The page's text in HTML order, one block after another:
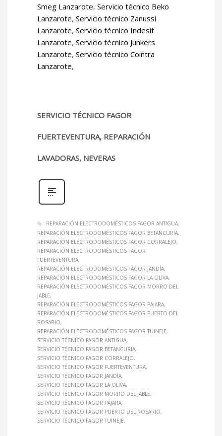
Smeg Lanzarote, Servicio técnico Beko
Lanzarote, Servicio técnico Zanussi
Lanzarote, Servicio técnico Indesit
Lanzarote, Servicio técnico Junkers
Lanzarote, Servicio técnico Cointra
Lanzarote,
SERVICIO TÉCNICO FAGOR
FUERTEVENTURA, REPARACIÓN
LAVADORAS, NEVERAS
REPARACIÓN ELECTRODOMÉSTICOS FAGOR ANTIGUA
REPARACIÓN ELECTRODOMÉSTICOS FAGOR BETANCURIA
REPARACIÓN ELECTRODOMÉSTICOS FAGOR CORRALEJO
REPARACIÓN ELECTRODOMÉSTICOS FAGOR
FUERTEVENTURA
REPARACIÓN ELECTRODOMÉSTICOS FAGOR JANDÍA
REPARACIÓN ELECTRODOMÉSTICOS FAGOR LA OLIVA
REPARACIÓN ELECTRODOMÉSTICOS FAGOR MORRO DEL
JABLE
REPARACIÓN ELECTRODOMÉSTICOS FAGOR PÁJARA
REPARACIÓN ELECTRODOMÉSTICOS FAGOR PUERTO DEL
ROSARIO
REPARACIÓN ELECTRODOMÉSTICOS FAGOR TUINEJE
SERVICIO TÉCNICO FAGOR ANTIGUA
SERVICIO TÉCNICO FAGOR BETANCURIA
SERVICIO TÉCNICO FAGOR CORRALEJO
SERVICIO TÉCNICO FAGOR FUERTEVENTURA
SERVICIO TÉCNICO FAGOR JANDÍA
SERVICIO TÉCNICO FAGOR LA OLIVA
SERVICIO TÉCNICO FAGOR MORRO DEL JABLE
SERVICIO TÉCNICO FAGOR PÁJARA
SERVICIO TÉCNICO FAGOR PUERTO DEL ROSARIO
SERVICIO TÉCNICO FAGOR TUINEJE